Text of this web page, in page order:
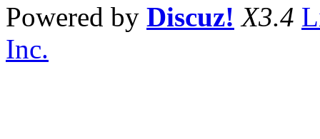
Powered by Discuz! X3.4
Inc.